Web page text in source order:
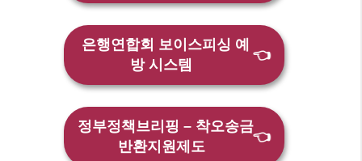
은행연합회 보이스피싱 예
방 시스템
👈
정부정책브리핑 – 착오송금
반환지원제도
👈